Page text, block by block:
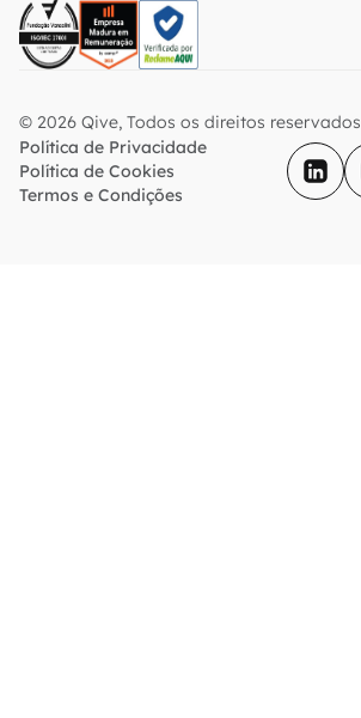
© 2026 Qive, Todos os direitos reservados
Política de Privacidade
Política de Cookies
Termos e Condições